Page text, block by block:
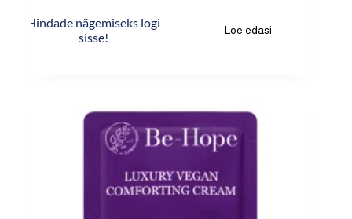
Hindade nägemiseks logi
sisse!
Loe edasi